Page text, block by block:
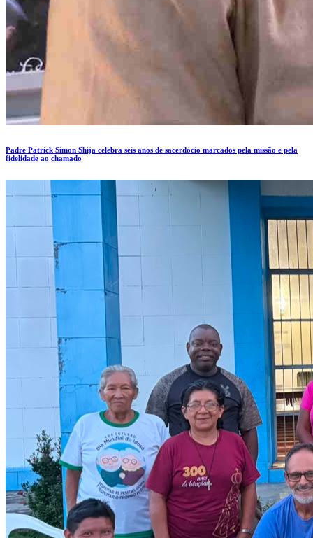
Padre Patrick Simon Shija celebra seis anos de sacerdócio marcados pela missão e pela
fidelidade ao chamado